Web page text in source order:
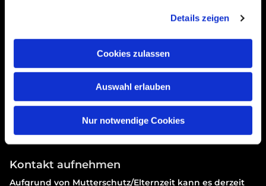
Details zeigen
Cookies zulassen
Auswahl erlauben
Nur notwendige Cookies
Erklärung zur Barrierefreiheit
Kontakt aufnehmen
Aufgrund von Mutterschutz/Elternzeit kann es derzeit